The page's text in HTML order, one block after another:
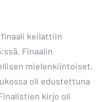
finaali keilattiin
Finaalin
mielenkiintoiset,
oli edustettuna
kirjo oli